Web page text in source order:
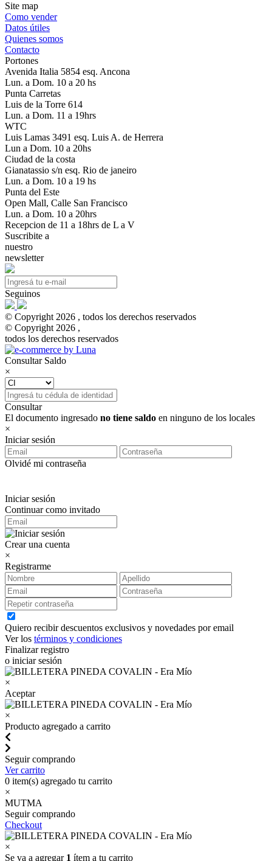
Site map
Como vender
Datos útiles
Quienes somos
Contacto
Portones
Avenida Italia 5854 esq. Ancona
Lun. a Dom. 10 a 20 hs
Punta Carretas
Luis de la Torre 614
Lun. a Dom. 11 a 19hrs
WTC
Luis Lamas 3491 esq. Luis A. de Herrera
Lun a Dom. 10 a 20hs
Ciudad de la costa
Gianatassio s/n esq. Rio de janeiro
Lun. a Dom. 10 a 19 hs
Punta del Este
Open Mall, Calle San Francisco
Lun. a Dom. 10 a 20hrs
Recepcion de 11 a 18hrs de L a V
Suscribite a
nuestro
newsletter
Seguinos
© Copyright 2026 , todos los derechos reservados
© Copyright 2026 ,
todos los derechos reservados
Consultar Saldo
×
Consultar
El documento ingresado no tiene saldo en ninguno de los locales
×
Iniciar sesión
Olvidé mi contraseña
Iniciar sesión
Continuar como invitado
Crear una cuenta
×
Registrarme
Quiero recibir descuentos exclusivos y novedades por email
Ver los términos y condiciones
Finalizar registro
o iniciar sesión
×
Aceptar
×
Producto agregado a carrito
Seguir comprando
Ver carrito
0 item(s) agregado tu carrito
×
MUTMA
Seguir comprando
Checkout
×
Se va a agregar 1 ítem a tu carrito